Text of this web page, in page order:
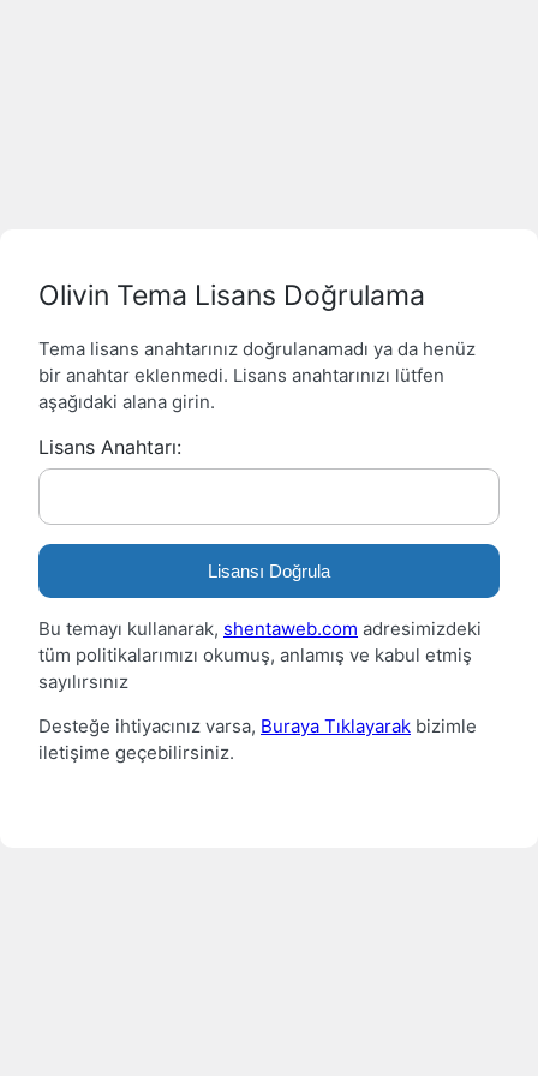
Olivin Tema Lisans Doğrulama
Tema lisans anahtarınız doğrulanamadı ya da henüz
bir anahtar eklenmedi. Lisans anahtarınızı lütfen
aşağıdaki alana girin.
Lisans Anahtarı:
Lisansı Doğrula
Bu temayı kullanarak, shentaweb.com adresimizdeki
tüm politikalarımızı okumuş, anlamış ve kabul etmiş
sayılırsınız
Desteğe ihtiyacınız varsa, Buraya Tıklayarak bizimle
iletişime geçebilirsiniz.